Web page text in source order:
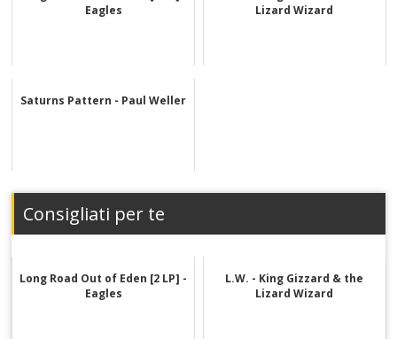
Eagles
Lizard Wizard
Saturns Pattern - Paul Weller
Consigliati per te
Long Road Out of Eden [2 LP] -
Eagles
L.W. - King Gizzard & the
Lizard Wizard